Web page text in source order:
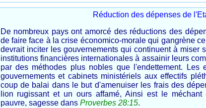
Réduction des dépenses de
De nombreux pays ont amorcé des réductions des
de faire face à la crise économico-morale qui gangrène
devrait inciter les gouvernements qui continuent à miser
institutions financières internationales à assainir leurs
par des méthodes plus nobles que l'endettement. Les
gouvernements et cabinets ministériels aux effectifs
coup de balai dans le but d'amenuiser les frais des
lion rugissant et un ours affamé, Ainsi est le
pauvre, sagesse dans Proverbes 28:15.